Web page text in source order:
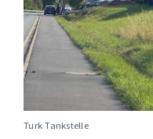
Turk Tankstelle